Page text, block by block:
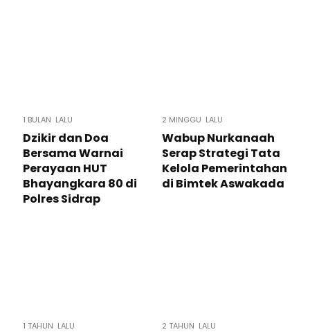
1 BULAN LALU
Dzikir dan Doa
Bersama Warnai
Perayaan HUT
Bhayangkara 80 di
Polres Sidrap
2 MINGGU LALU
Wabup Nurkanaah
Serap Strategi Tata
Kelola Pemerintahan
di Bimtek Aswakada
1 TAHUN LALU 2 TAHUN LALU